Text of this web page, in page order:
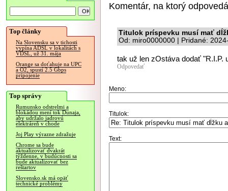
Top články
Na Slovensku sa v tichosti
vypína ADSL v lokalitách s
VDSL, už 31. mája
Orange sa doťahuje na UPC
a O2, spustí 2.5 Gbps
pripojenie
Top správy
Rumunsko odstrelmi a
blokádou mení tok Dunaja,
aby udržalo jadrovú
elektráreň v chode
Joj Play výrazne zdražuje
Chrome sa bude
aktualizovať dvakrát
týždenne, v budúcnosti sa
bude aktualizovať bez
reštartov
Slovensko.sk má opäť
technické problémy
Komentár, na ktorý
Titulok príspevku musí mať
Od: miro0000000 | Pridané:
tak už len zOstáva dodať "R.I.P.
Odpovedať
Meno:
Titulok:
Text: